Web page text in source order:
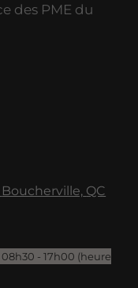
Boucherville, QC
08h30 - 17h00 (heure
des PME du